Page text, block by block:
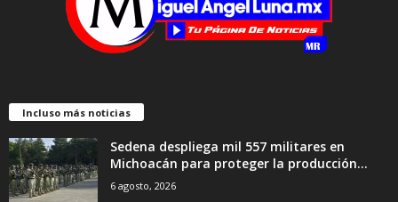
Incluso más noticias
Sedena despliega mil 557 militares en
Michoacán para proteger la producción...
6 agosto, 2026